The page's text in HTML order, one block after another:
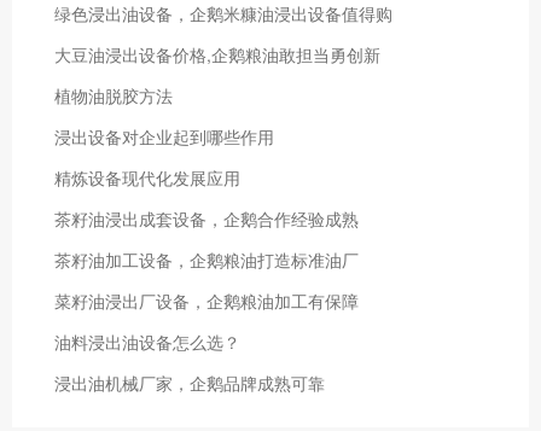
绿色浸出油设备，企鹅米糠油浸出设备值得购
大豆油浸出设备价格,企鹅粮油敢担当勇创新
植物油脱胶方法
浸出设备对企业起到哪些作用
精炼设备现代化发展应用
茶籽油浸出成套设备，企鹅合作经验成熟
茶籽油加工设备，企鹅粮油打造标准油厂
菜籽油浸出厂设备，企鹅粮油加工有保障
油料浸出油设备怎么选？
浸出油机械厂家，企鹅品牌成熟可靠